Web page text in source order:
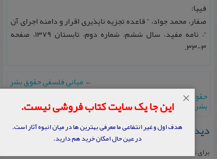
فیپا:
صفار، محمد جواد، ” قاعده تجزیه ناپذیری اقرار و دامنه اجرای آن
“، نامه مفید، سال ششم، شماره دوم، تابستان ۱۳۷۹، صفحه
۳-۳۳.
← مبانی فلسفی حقوق بشر
حقوق علیه حقوق: نقدی کوتاه بر رویکرد اسلامی-ایرانی به حقوق
بشر →
دیدگاهتان را بنویسید
برای نوشتن دیدگاه باید
این جا یک سایت کتاب فروشی نیست.
هدف اول و غیر انتفاعی ما معرفی بهترین ها در میان انبوه آثار است.
در عین حال امکان خرید هم دارید.
×